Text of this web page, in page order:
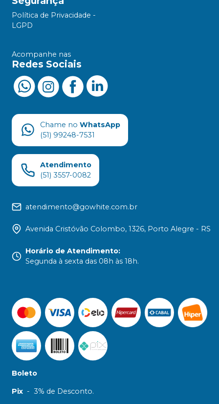
Política de Privacidade -
LGPD
Acompanhe nas
Redes Sociais
Chame no WhatsApp
(51) 99248-7531
Atendimento
(51) 3557-0082
atendimento@gowhite.com.br
Avenida Cristóvão Colombo, 1326, Porto Alegre - RS
Horário de Atendimento:
Segunda à sexta das 08h às 18h.
Boleto
Pix - 3% de Desconto.